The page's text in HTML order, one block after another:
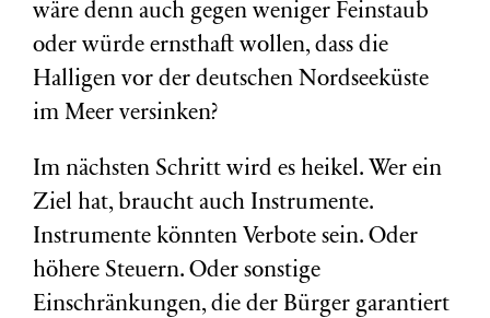
wäre denn auch gegen weniger Feinstaub
oder würde ernsthaft wollen, dass die
Halligen vor der deutschen Nordseeküste
im Meer versinken?
Im nächsten Schritt wird es heikel. Wer ein
Ziel hat, braucht auch Instrumente.
Instrumente könnten Verbote sein. Oder
höhere Steuern. Oder sonstige
Einschränkungen, die der Bürger garantiert